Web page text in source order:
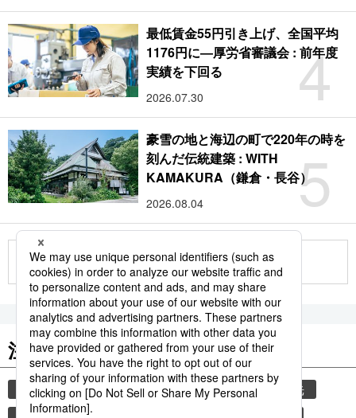
4
最低賃金55円引き上げ、全国平均
1176円に―厚労省審議会 : 前年度
実績を下回る
2026.07.30
5
豪雪の地と海辺の町で220年の時を
刻んだ伝統建築 : WITH
KAMAKURA（鎌倉・長谷）
2026.08.04
もっと見る
注目のキーワード
共同通信ニュース 気象・災害 災害
観光